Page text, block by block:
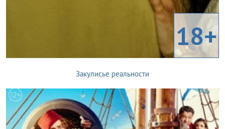
18+
Закулисье реальности